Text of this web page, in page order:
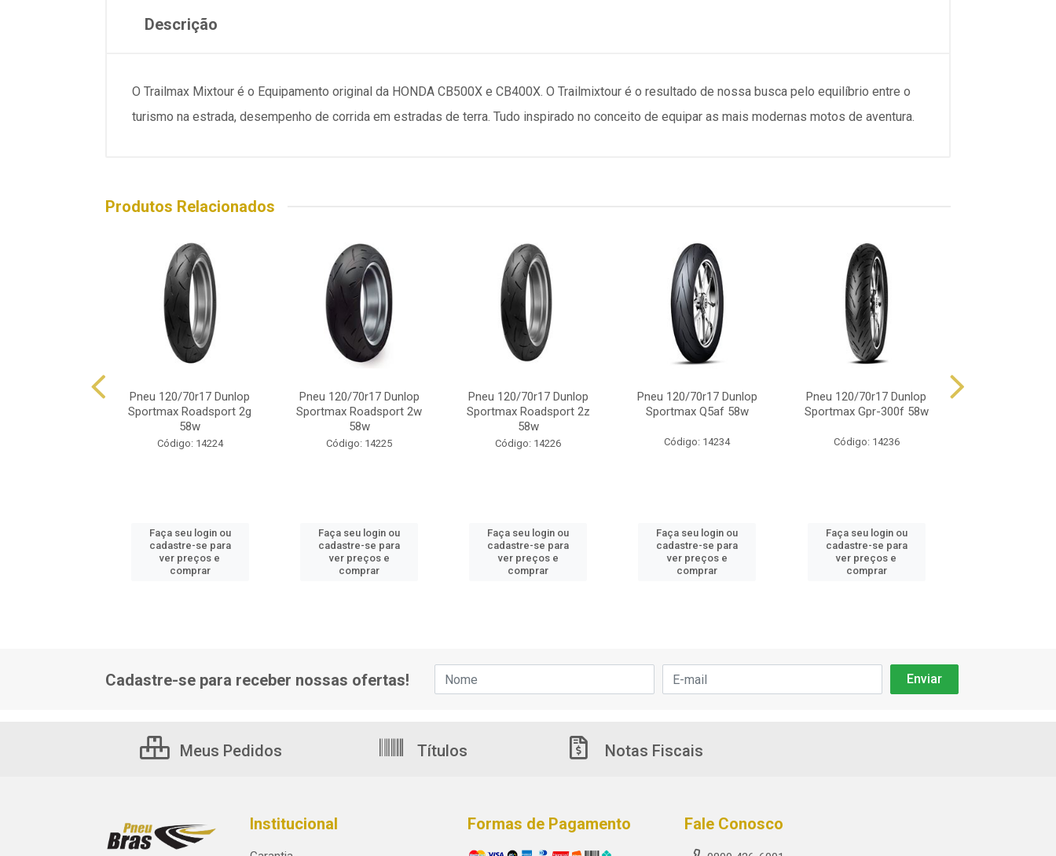
Descrição
O Trailmax Mixtour é o Equipamento original da HONDA CB500X e CB400X. O Trailmixtour é o resultado de nossa busca pelo equilíbrio entre o
turismo na estrada, desempenho de corrida em estradas de terra. Tudo inspirado no conceito de equipar as mais modernas motos de aventura.
Produtos Relacionados
Pneu 120/70r17 Dunlop
Sportmax Roadsport 2g
58w
Código: 14224
Faça seu login ou
cadastre-se para
ver preços e
comprar
Pneu 120/70r17 Dunlop
Sportmax Roadsport 2w
58w
Código: 14225
Faça seu login ou
cadastre-se para
ver preços e
comprar
Pneu 120/70r17 Dunlop
Sportmax Roadsport 2z
58w
Código: 14226
Faça seu login ou
cadastre-se para
ver preços e
comprar
Pneu 120/70r17 Dunlop
Sportmax Q5af 58w
Código: 14234
Faça seu login ou
cadastre-se para
ver preços e
comprar
Pneu 120/70r17 Dunlop
Sportmax Gpr-300f 58w
Código: 14236
Faça seu login ou
cadastre-se para
ver preços e
comprar
Cadastre-se para receber nossas ofertas!
Meus Pedidos Títulos Notas Fiscais
Institucional Formas de Pagamento Fale Conosco